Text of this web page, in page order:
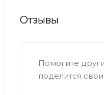
Отзывы
Помогите
поделится